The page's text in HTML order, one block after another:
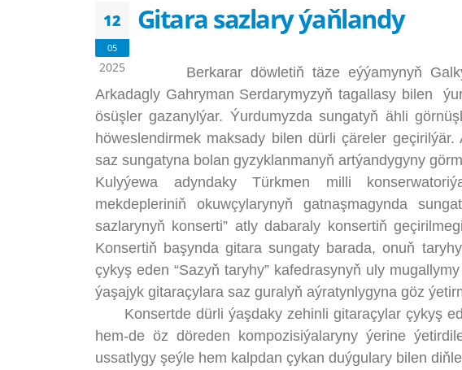
12
05
2025
Gitara sazlary ýaňlandy
Berkarar döwletiň täze eýýamynyň
Arkadagly Gahryman Serdarymyzyň tagallasy bilen
ösüşler gazanylýar. Ýurdumyzda sungatyň ähli
höweslendirmek maksady bilen dürli çäreler
saz sungatyna bolan gyzyklanmanyň artýandygyny
Kulyýewa adyndaky Türkmen milli
mekdepleriniň okuwçylarynyň gatnaşmagynda
sazlarynyň konserti” atly dabaraly konsertiň
Konsertiň başynda gitara sungaty barada, onuň
çykyş eden “Sazyň taryhy” kafedrasynyň uly
ýaşajyk gitaraçylara saz guralyň aýratynlygyna göz
Konsertde dürli ýaşdaky zehinli gitaraçylar çykyş
hem-de öz döreden kompozisiýalaryny ýerine
ussatlygy şeýle hem kalpdan çykan duýgulary bilen